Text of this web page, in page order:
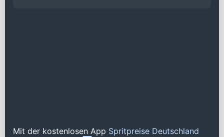
Mit der kostenlosen App Spritpreise Deutschland